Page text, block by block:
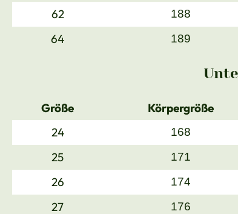
62 188
64 189
Größe Körpergröße
24
168
25 171
26 174
27 176